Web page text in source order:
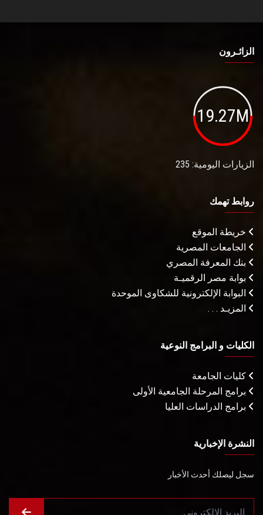
الزائـرون
19.27M
الزيارات اليومية: 235
روابط تهمك
خريطة الموقع
الجامعات المصرية
بنك المعرفة المصري
بوابة مصر الرقميـة
البوابة الإلكترونية للشكاوى الموحدة
المزيـد . . .
الكليات و البرامج النوعية
كليات الجامعة
برامج المرحلة الجامعية الأولى
برامج الدراسات العليا
النشرة الإخبارية
سجل ليصلك أحدث الأخبار